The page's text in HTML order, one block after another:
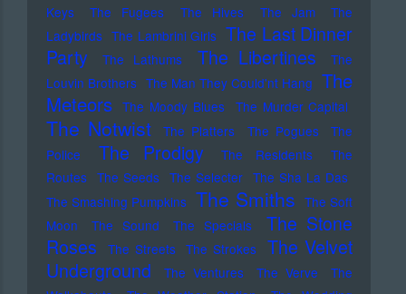
Keys
The Fugees The Hives The Jam
The
Ladybirds The Lambrini Girls The Last Dinner
Party
The Lathums The Libertines
The
Louvin Brothers The Man They Could'nt Hang The
Meteors The Moody Blues The Murder Capital
The Notwist The Platters The Pogues
The
Police
The Prodigy The Residents
The
Routes The Seeds The Selecter The Sha La Das
The Smashing Pumpkins The Smiths The Soft
Moon
The Sound The Specials
The Stone
Roses
The Streets The Strokes
The Velvet
Underground
The Ventures The Verve
The